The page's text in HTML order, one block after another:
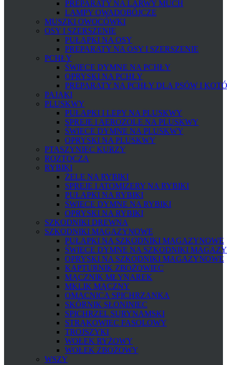
PREPARATY NA LARWY MUCH
LAMPY OWADOBÓJCZE
MUSZKI OWOCÓWKI
OSY I SZERSZENIE
PUŁAPKI NA OSY
PREPARATY NA OSY I SZERSZENIE
PCHŁY
ŚWIECE DYMNE NA PCHŁY
OPRYSKI NA PCHŁY
PREPARATY NA PCHŁY DLA PSÓW I
PAJĄKI
PLUSKWY
PUŁAPKI I LEPY NA PLUSKWY
SPREJE I AEROZOLE NA PLUSKWY
ŚWIECE DYMNE NA PLUSKWY
OPRYSKI NA PLUSKWY
PTASZYNIEC KURZY
ROZTOCZA
RYBIKI
ŻELE NA RYBIKI
SPREJE I ATOMIZERY NA RYBIKI
PUŁAPKI NA RYBIKI
ŚWIECE DYMNE NA RYBIKI
OPRYSKI NA RYBIKI
SZKODNIKI DREWNA
SZKODNIKI MAGAZYNOWE
PUŁAPKI NA SZKODNIKI MAGAZYNOWE
ŚWIECE DYMNE NA SZKODNIKI
OPRYSKI NA SZKODNIKI MAGAZYNOWE
KAPTURNIK ZBOŻOWIEC
MĄCZNIK MŁYNAREK
MKLIK MĄCZNY
OMACNICA SPICHRZANKA
SKÓRNIK SŁONINIEC
SPICHRZEL SURYNAMSKI
STRĄKOWIEC FASOLOWY
TROJSZYKI
WOŁEK RYŻOWY
WOŁEK ZBOŻOWY
WSZY